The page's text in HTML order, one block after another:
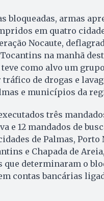
bloqueadas, armas
em quatro
Nocaute,
na manhã
teve como alvo um grupo
de drogas e
e municípios da
três
e 12 mandados de
de Palmas, Porto
e Chapada de
determinaram o
contas bancárias